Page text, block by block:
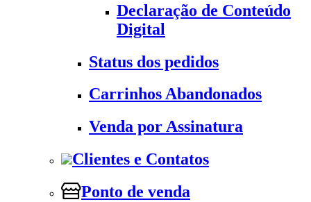
Declaração de Conteúdo
Digital
Status dos pedidos
Carrinhos Abandonados
Venda por Assinatura
Clientes e Contatos
Ponto de venda